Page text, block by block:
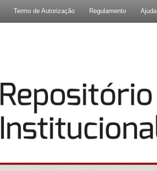
Termo de Autorização Regulamento Ajuda